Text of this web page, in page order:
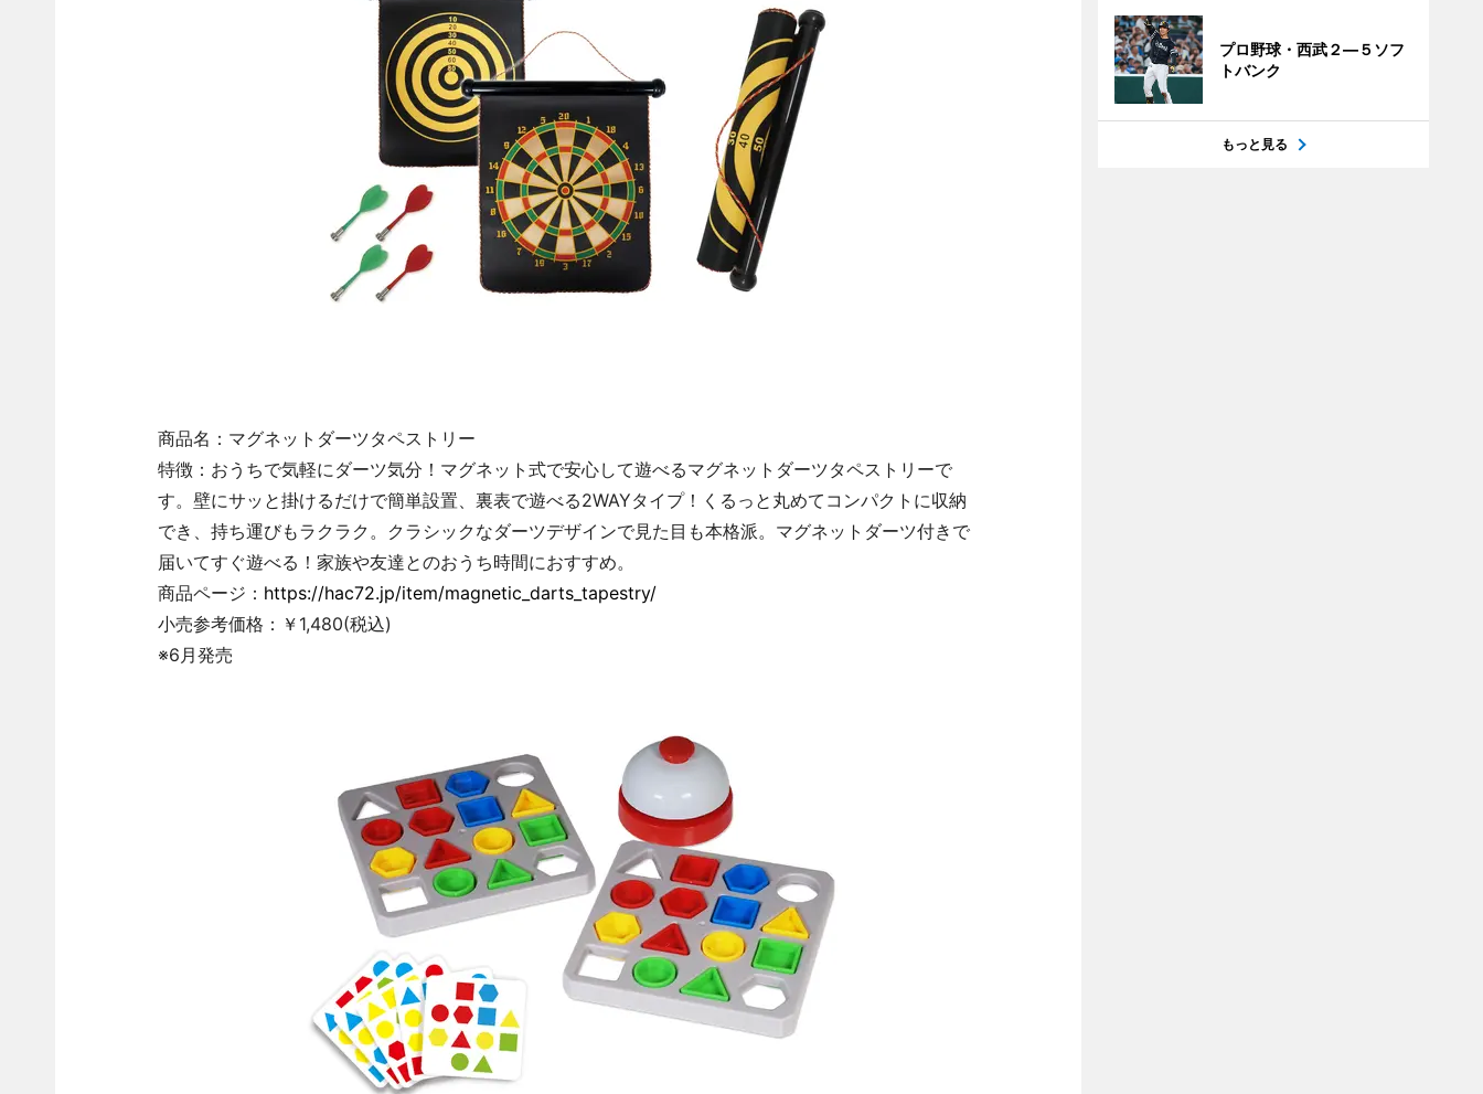
商品名：マグネットダーツタペストリー
特徴：おうちで気軽にダーツ気分！マグネット式で安心して遊べるマグネットダーツタペストリーで
す。壁にサッと掛けるだけで簡単設置、裏表で遊べる2WAYタイプ！くるっと丸めてコンパクトに収納
でき、持ち運びもラクラク。クラシックなダーツデザインで見た目も本格派。マグネットダーツ付きで
届いてすぐ遊べる！家族や友達とのおうち時間におすすめ。
商品ページ： https://hac72.jp/item/magnetic_darts_tapestry/
小売参考価格：￥1,480(税込)
※6月発売
プロ野球・西武２―５ソフ
トバンク
もっと見る